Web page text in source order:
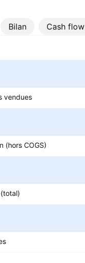
Bilan Cash flow
vendues
(hors COGS)